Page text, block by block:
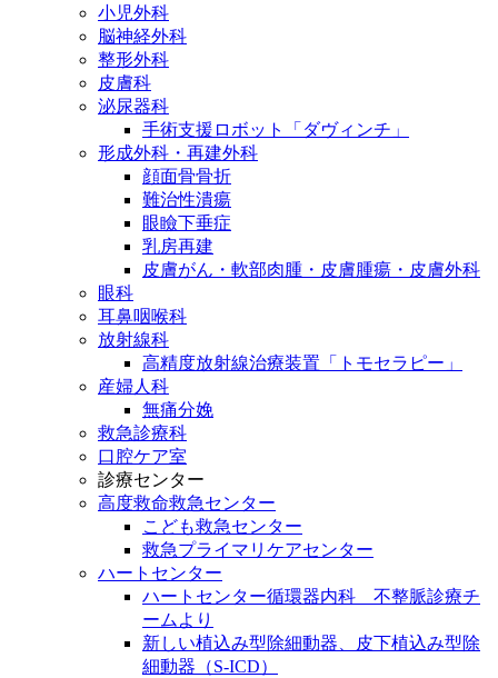
小児外科
脳神経外科
整形外科
皮膚科
泌尿器科
手術支援ロボット「ダヴィンチ」
形成外科・再建外科
顔面骨骨折
難治性潰瘍
眼瞼下垂症
乳房再建
皮膚がん・軟部肉腫・皮膚腫瘍・皮膚外科
眼科
耳鼻咽喉科
放射線科
高精度放射線治療装置「トモセラピー」
産婦人科
無痛分娩
救急診療科
口腔ケア室
診療センター
高度救命救急センター
こども救急センター
救急プライマリケアセンター
ハートセンター
ハートセンター循環器内科 不整脈診療チ
ームより
新しい植込み型除細動器、皮下植込み型除
細動器（S-ICD）